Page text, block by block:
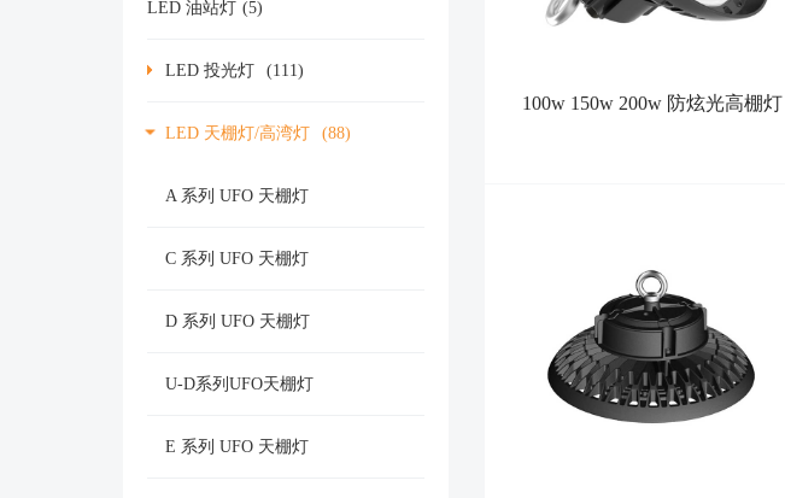
LED 油站灯 (5)
LED 投光灯 (111)
LED 天棚灯/高湾灯 (88)
A 系列 UFO 天棚灯
C 系列 UFO 天棚灯
D 系列 UFO 天棚灯
U-D系列UFO天棚灯
E 系列 UFO 天棚灯
100w 150w 200w 防炫光高棚灯